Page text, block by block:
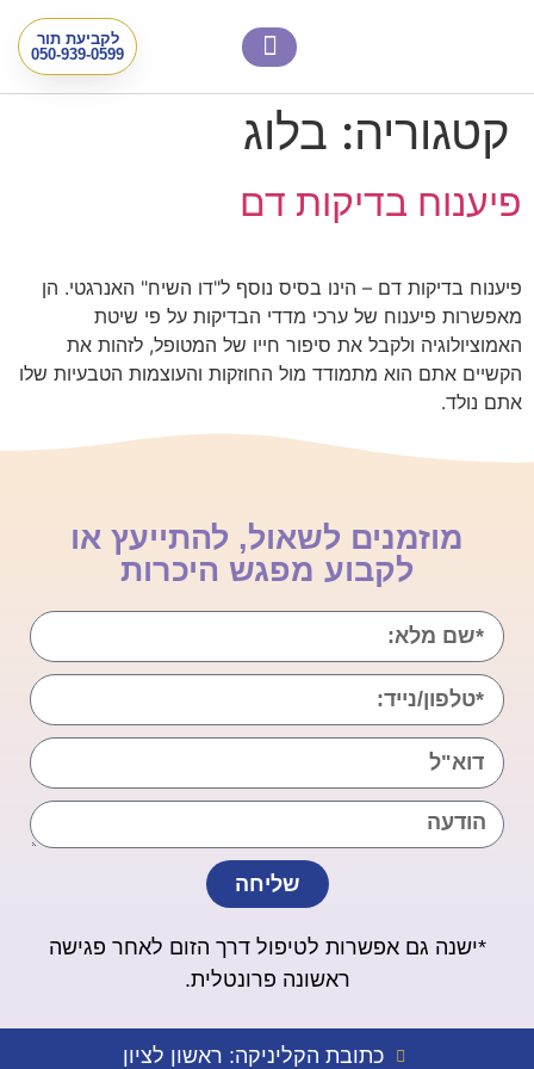
לקביעת תור
קטגוריה: בלוג
פיענוח בדיקות דם
פיענוח בדיקות דם – הינו בסיס נוסף ל"דו השיח" האנרגטי. הן
מאפשרות פיענוח של ערכי מדדי הבדיקות על פי שיטת
האמוציולוגיה ולקבל את סיפור חייו של המטופל, לזהות את
הקשיים אתם הוא מתמודד מול החוזקות והעוצמות הטבעיות שלו
אתם נולד.
מוזמנים לשאול, להתייעץ או
לקבוע מפגש היכרות
שליחה
*ישנה גם אפשרות לטיפול דרך הזום לאחר פגישה
ראשונה פרונטלית.
כתובת הקליניקה: ראשון לציון